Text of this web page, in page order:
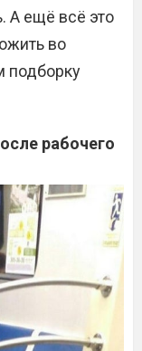
А ещё всё это
во
подборку
рабочего